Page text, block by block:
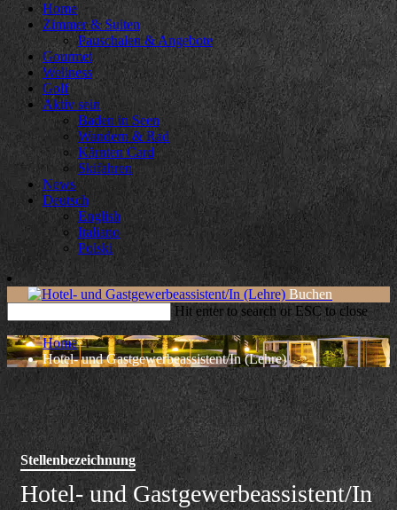
Home
Zimmer & Suiten
Pauschalen & Angebote
Gourmet
Wellness
Golf
Aktiv sein
Baden in Seen
Wandern & Rad
Kärnten Card
Skifahren
News
Deutsch
English
Italiano
Polski
Buchen
Hit enter to search or ESC to close
Home
Hotel- und Gastgewerbeassistent/In (Lehre)
Stellenbezeichnung
Hotel- und Gastgewerbeassistent/In